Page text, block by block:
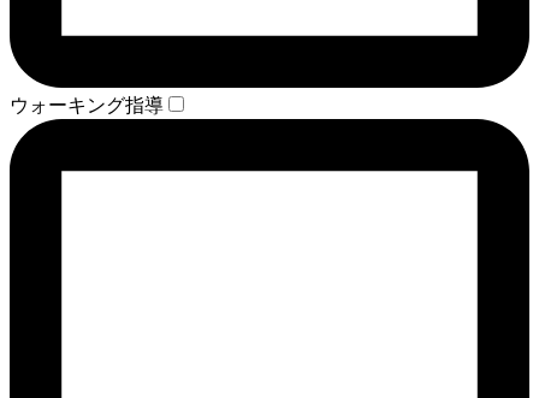
ウォーキング指導